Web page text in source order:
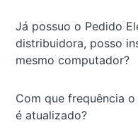
Já possuo o Pedido
distribuidora, posso
mesmo computador?
Com que frequência
é atualizado?